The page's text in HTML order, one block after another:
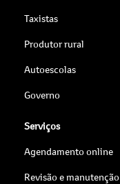
Taxistas
Produtor rural
Autoescolas
Governo
Serviços
Agendamento online
Revisão e manutenção